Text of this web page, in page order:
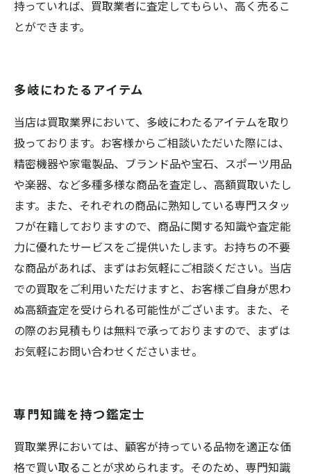
持っていれば、買取業者に査定してもらい、高く売るこ
とができます。
多岐にわたるアイテム
当店は買取業界において、多岐にわたるアイテムを取り
扱っております。お客様からご相談いただいた際には、
精密機器や家電製品、ブランド品や宝石、スポーツ用品
や楽器、など多種多様な商品を査定し、高額買取いたし
ます。また、それぞれの商品に熟知している専門スタッ
フが在籍しておりますので、商品に関する知識や査定能
力に優れたサービスをご提供いたします。お持ちの不要
な商品があれば、まずはお気軽にご相談ください。当店
での買取をご利用いただけますと、お客様ご自身が思わ
ぬ高額査定を受けられる可能性がございます。また、そ
の際のお見積もりは無料で承っておりますので、まずは
お気軽にお問い合わせくださいませ。
専門知識を持つ鑑定士
買取業界においては、顧客が持っている品物を適正な価
格で買い取ることが求められます。そのため、専門知識